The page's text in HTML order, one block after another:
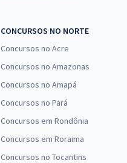
CONCURSOS NO NORTE
Concursos no Acre
Concursos no Amazonas
Concursos no Amapá
Concursos no Pará
Concursos em Rondônia
Concursos em Roraima
Concursos no Tocantins